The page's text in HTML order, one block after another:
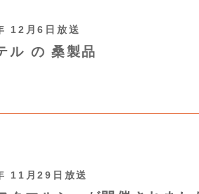
12月6日放送
ル の 桑製品
11月29日放送